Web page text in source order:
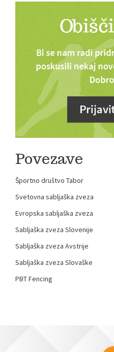
Povezave
Športno društvo Tabor
Svetovna sabljaška zveza
Evropska sabljaška zveza
Sabljaška zveza Slovenije
Sabljaška zveza Avstrije
Sabljaška zveza Slovaške
PBT Fencing